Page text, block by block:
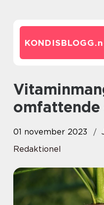
KONDISBLOGG.
Vitaminmangeltest: En
01 november 2023
Redaktionel